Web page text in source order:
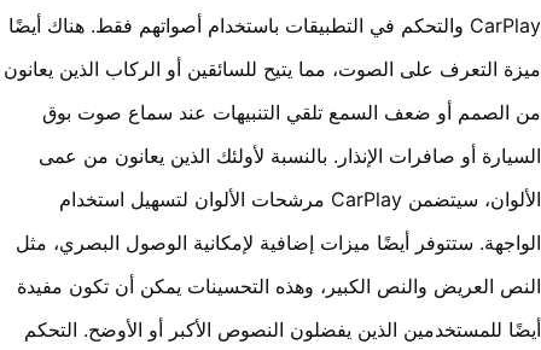
CarPlay والتحكم في التطبيقات باستخدام أصواتهم فقط. هناك أيضًا
التعرف على الصوت، مما يتيح للسائقين أو الركاب الذين يعانون
أو ضعف السمع تلقي التنبيهات عند سماع صوت بوق
أو صافرات الإنذار. بالنسبة لأولئك الذين يعانون من عمى
الألوان، سيتضمن CarPlay مرشحات الألوان لتسهيل استخدام
ستتوفر أيضًا ميزات إضافية لإمكانية الوصول البصري، مثل
العريض والنص الكبير، وهذه التحسينات يمكن أن تكون مفيدة
للمستخدمين الذين يفضلون النصوص الأكبر أو الأوضح. التحكم